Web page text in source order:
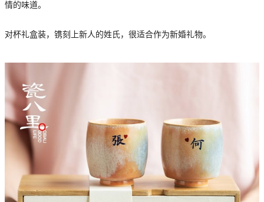
情的味道。
对杯礼盒装，镌刻上新人的姓氏，很适合作为新婚礼物。